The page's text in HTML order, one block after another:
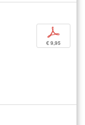
p
€ 9,95